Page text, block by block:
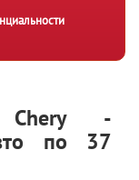
Chery -
по 37